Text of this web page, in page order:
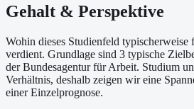
Gehalt & Perspektive
Wohin dieses Studienfeld typischerweise
verdient. Grundlage sind 3 typische
der Bundesagentur für Arbeit. Studium
Verhältnis, deshalb zeigen wir eine
einer Einzelprognose.